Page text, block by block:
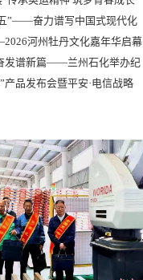
”——奋力谱写中国式现代化
河州牡丹文化嘉年华启幕
发谱新篇——兰州石化举办纪
产品发布会暨平安·电信战略